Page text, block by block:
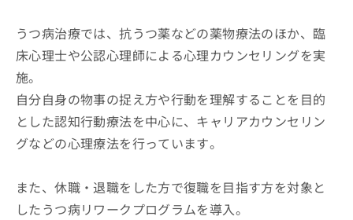
うつ病治療では、抗うつ薬などの薬物療法のほか、臨
床心理士や公認心理師による心理カウンセリングを実
施。
自分自身の物事の捉え方や行動を理解することを目的
とした認知行動療法を中心に、キャリアカウンセリン
グなどの心理療法を行っています。
また、休職・退職をした方で復職を目指す方を対象と
したうつ病リワークプログラムを導入。